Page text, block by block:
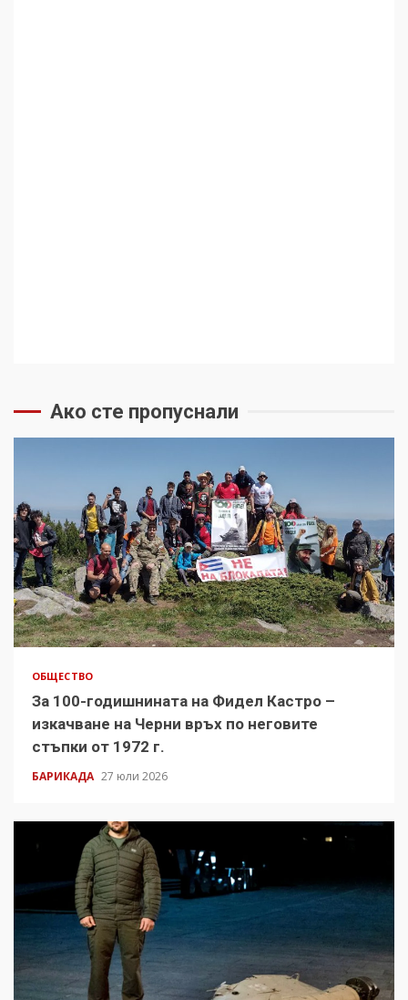
Ако сте пропуснали
ОБЩЕСТВО
За 100-годишнината на Фидел Кастро –
изкачване на Черни връх по неговите
стъпки от 1972 г.
БАРИКАДА 27 юли 2026